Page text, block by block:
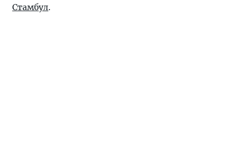
Стамбул.